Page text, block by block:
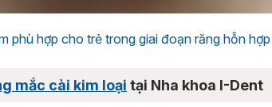
phù hợp cho trẻ trong giai đoạn răng hỗn
mắc cài kim loại tại Nha khoa I-Dent